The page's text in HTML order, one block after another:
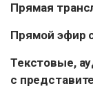
Прямая
Прямой эфир
Текстовые,
с